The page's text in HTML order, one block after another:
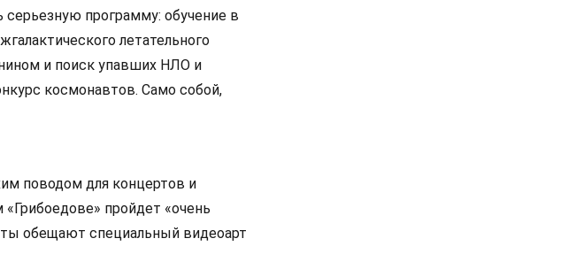
серьезную программу: обучение в
летательного
и поиск упавших НЛО и
космонавтов. Само собой,
поводом для концертов и
пройдет «очень
обещают специальный видеоарт